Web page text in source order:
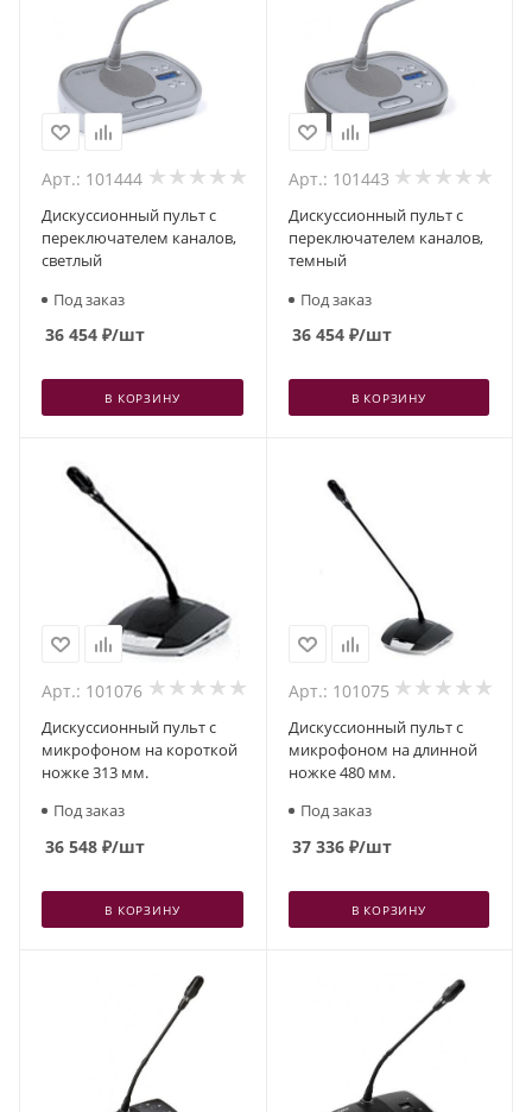
Арт.: 101444
Дискуссионный пульт с
переключателем каналов,
светлый
Под заказ
36 454 ₽/шт
В КОРЗИНУ
Арт.: 101443
Дискуссионный пульт с
переключателем каналов,
темный
Под заказ
36 454₽/шт
В КОРЗИНУ
Арт.: 101076
Дискуссионный пульт с
микрофоном на короткой
ножке 313 мм.
Под заказ
36 548 ₽/шт
В КОРЗИНУ
Арт.: 101075
Дискуссионный пульт с
микрофоном на длинной
ножке 480 мм.
Под заказ
37 336₽/шт
В КОРЗИНУ